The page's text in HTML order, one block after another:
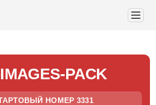
PACK
НОМЕР 3331